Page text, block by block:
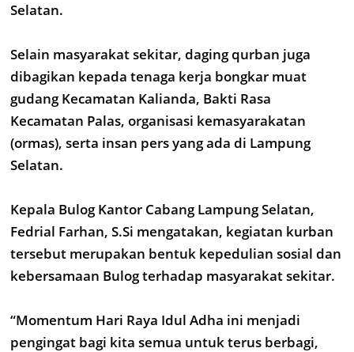
Selatan.
Selain masyarakat sekitar, daging qurban juga
dibagikan kepada tenaga kerja bongkar muat
gudang Kecamatan Kalianda, Bakti Rasa
Kecamatan Palas, organisasi kemasyarakatan
(ormas), serta insan pers yang ada di Lampung
Selatan.
Kepala Bulog Kantor Cabang Lampung Selatan,
Fedrial Farhan, S.Si mengatakan, kegiatan kurban
tersebut merupakan bentuk kepedulian sosial dan
kebersamaan Bulog terhadap masyarakat sekitar.
“Momentum Hari Raya Idul Adha ini menjadi
pengingat bagi kita semua untuk terus berbagi,